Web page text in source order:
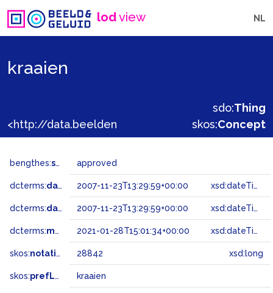
lodview NL
kraaien
sdo:Thing
skos:Concept
bengthes:status approved
dcterms:dateAccepted 2007-11-23T13:29:59+00:00 xsd:dateTime
dcterms:dateSubmitted 2007-11-23T13:29:59+00:00 xsd:dateTime
dcterms:modified 2021-01-28T15:01:34+00:00 xsd:dateTime
skos:notation 28842 xsd:long
skos:prefLabel kraaien